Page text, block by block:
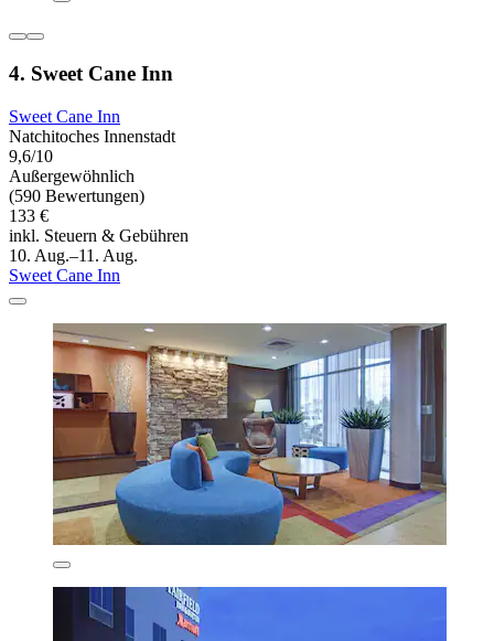
4. Sweet Cane Inn
Sweet Cane Inn
Natchitoches Innenstadt
9,6/10
Außergewöhnlich
(590 Bewertungen)
133 €
inkl. Steuern & Gebühren
10. Aug.–11. Aug.
Sweet Cane Inn